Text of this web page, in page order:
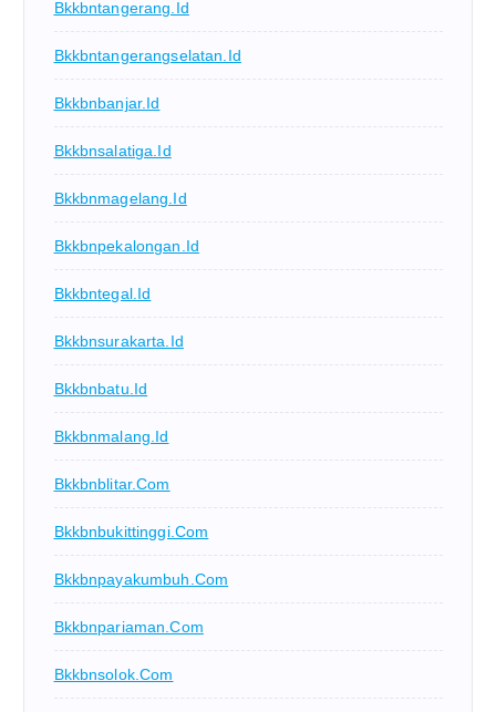
Bkkbntangerang.id
Bkkbntangerangselatan.id
Bkkbnbanjar.id
Bkkbnsalatiga.id
Bkkbnmagelang.id
Bkkbnpekalongan.id
Bkkbntegal.id
Bkkbnsurakarta.id
Bkkbnbatu.id
Bkkbnmalang.id
Bkkbnblitar.com
Bkkbnbukittinggi.com
Bkkbnpayakumbuh.com
Bkkbnpariaman.com
Bkkbnsolok.com